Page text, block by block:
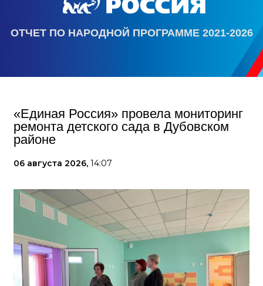
ОТЧЕТ ПО НАРОДНОЙ ПРОГРАММЕ 2021-2026
«Единая Россия» провела мониторинг
ремонта детского сада в Дубовском
районе
06 августа 2026, 14:07